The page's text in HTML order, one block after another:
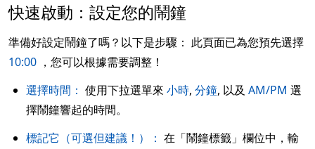
快速啟動：設定您的鬧鐘
準備好設定鬧鐘了嗎？以下是步驟： 此頁面已為您預先選擇
10:00 ，您可以根據需要調整！
選擇時間： 使用下拉選單來 小時, 分鐘, 以及 AM/PM 選
擇鬧鐘響起的時間。
標記它（可選但建議！）： 在「鬧鐘標籤」欄位中，輸